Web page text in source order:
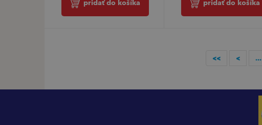
pridať do košíka pridať do košíka
<< < ...